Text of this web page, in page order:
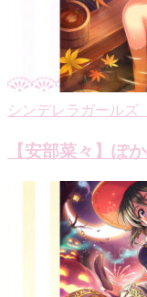
シンデレラガールズ
【安部菜々】ぽ